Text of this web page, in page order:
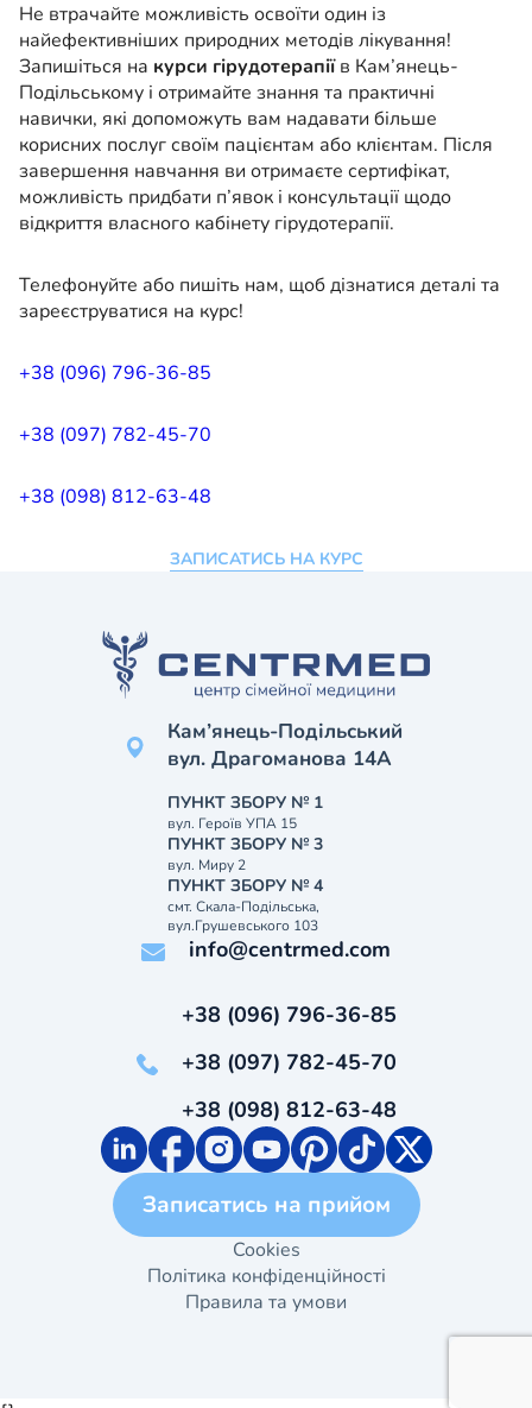
Не втрачайте можливість освоїти один із
найефективніших природних методів лікування!
Запишіться на курси гірудотерапіїв Кам’янець-
Подільському і отримайте знання та практичні
навички, які допоможуть вам надавати більше
корисних послуг своїм пацієнтам або клієнтам. Після
завершення навчання ви отримаєте сертифікат,
можливість придбати п’явок і консультації щодо
відкриття власного кабінету гірудотерапії.
Телефонуйте або пишіть нам, щоб дізнатися деталі та
зареєструватися на курс!
+38 (096) 796-36-85
+38 (097) 782-45-70
+38 (098) 812-63-48
ЗАПИСАТИСЬ НА КУРС
Кам’янець-Подільський
вул. Драгоманова 14А
ПУНКТ ЗБОРУ № 1
вул. Героїв УПА 15
ПУНКТ ЗБОРУ № 3
вул. Миру 2
ПУНКТ ЗБОРУ № 4
смт. Скала-Подільська,
вул.Грушевського 103
info@centrmed.com
+38 (096) 796-36-85
+38 (097) 782-45-70
+38 (098) 812-63-48
Записатись на прийом
Cookies
Політика конфіденційності
Правила та умови